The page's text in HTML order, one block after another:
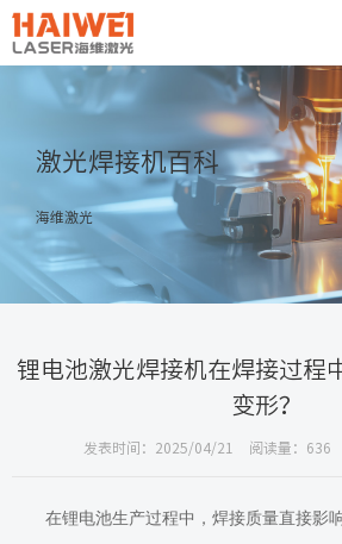
激光焊接机百科
海维激光
锂电池激光焊接机在焊接过程
变形？
发表时间：2025/04/21 阅读量：636
在锂电池生产过程中，焊接质量直接影